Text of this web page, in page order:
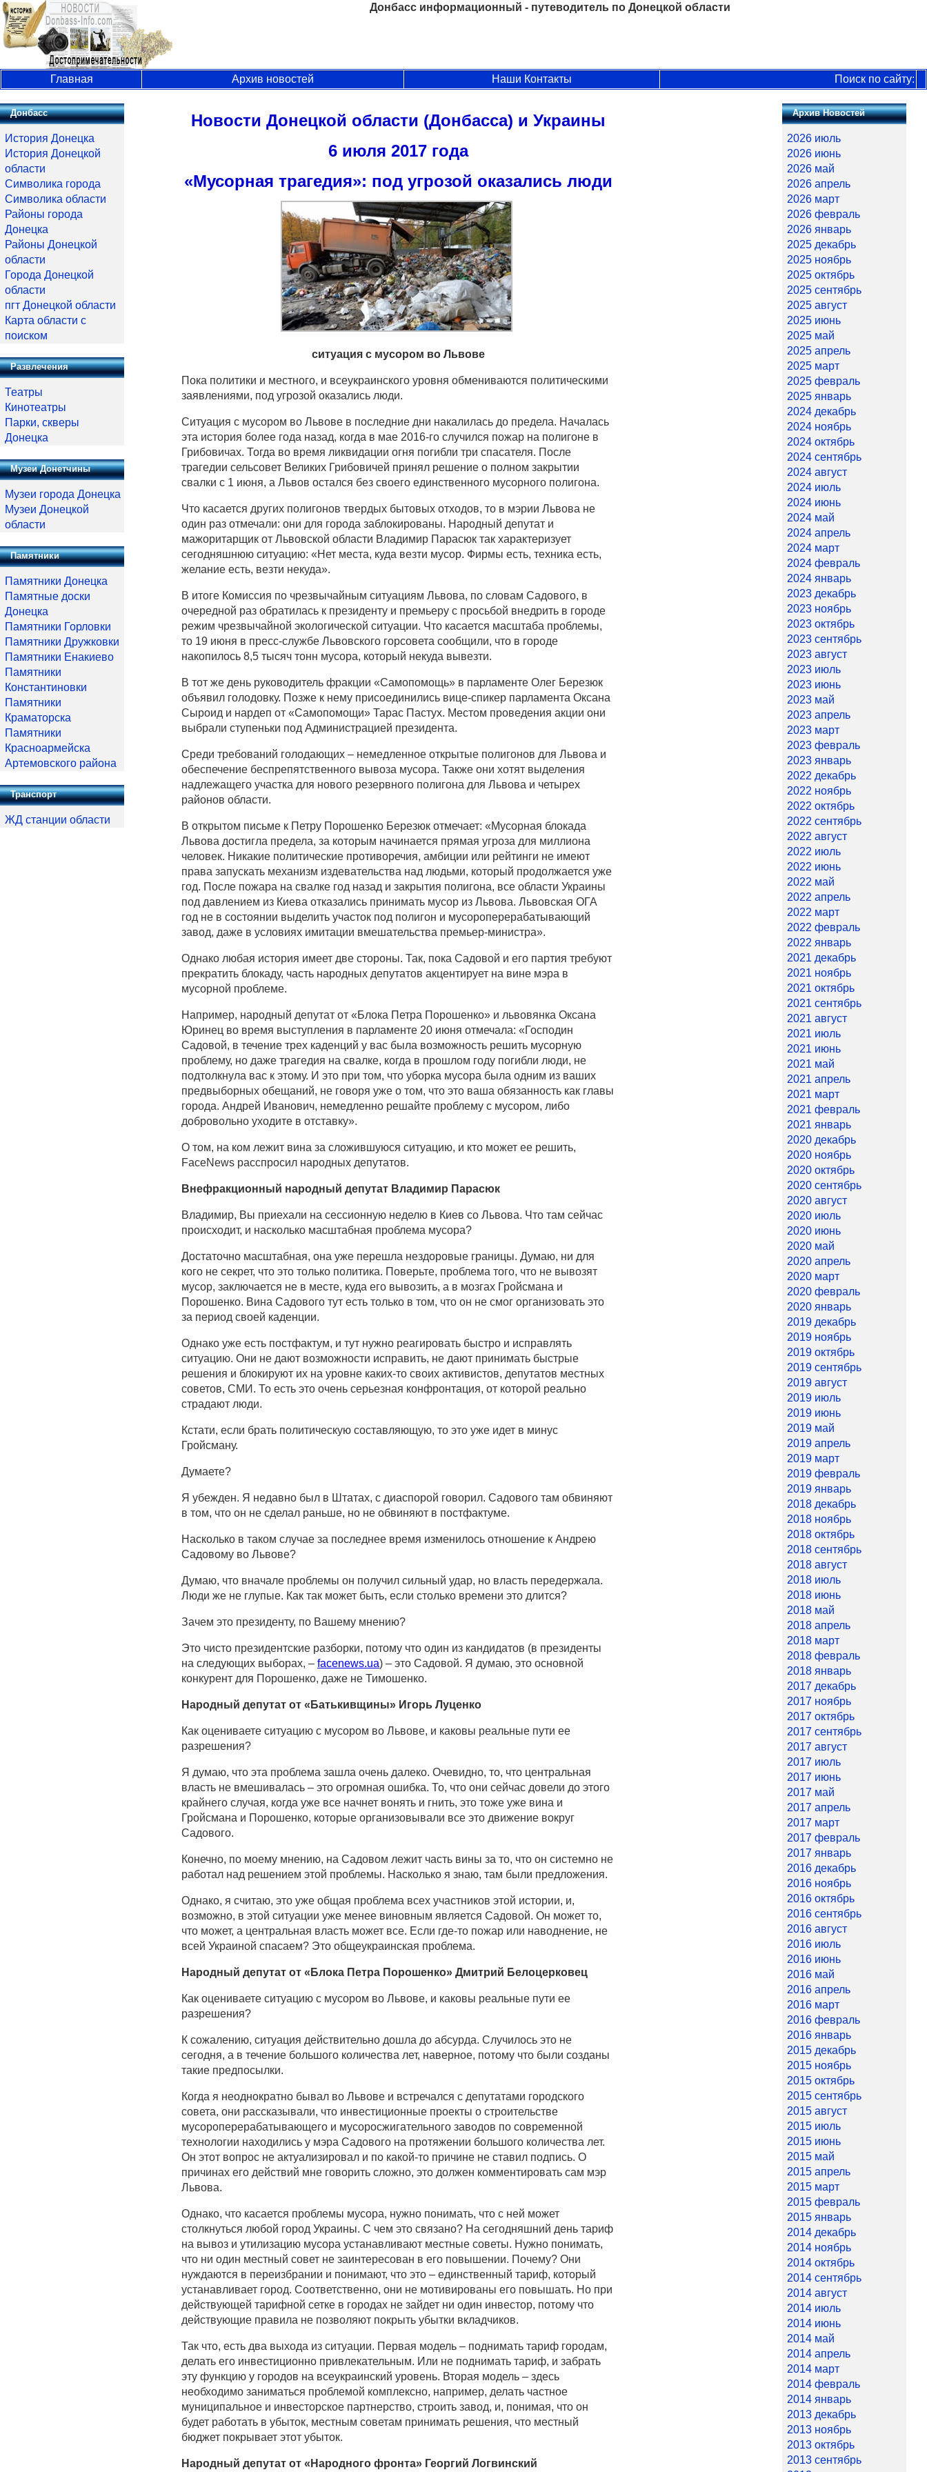
Донбасс информационный - путеводитель по Донецкой области
Главная Архив новостей Наши Контакты Поиск по сайту:
Новости Донецкой области (Донбасса) и Украины
6 июля 2017 года
«Мусорная трагедия»: под угрозой оказались люди
ситуация с мусором во Львове
Пока политики и местного, и всеукраинского уровня обмениваются политическими
заявлениями, под угрозой оказались люди.
Ситуация с мусором во Львове в последние дни накалилась до предела. Началась
эта история более года назад, когда в мае 2016-го случился пожар на полигоне в
Грибовичах. Тогда во время ликвидации огня погибли три спасателя. После
трагедии сельсовет Великих Грибовичей принял решение о полном закрытии
свалки с 1 июня, а Львов остался без своего единственного мусорного полигона.
Что касается других полигонов твердых бытовых отходов, то в мэрии Львова не
один раз отмечали: они для города заблокированы. Народный депутат и
мажоритарщик от Львовской области Владимир Парасюк так характеризует
сегодняшнюю ситуацию: «Нет места, куда везти мусор. Фирмы есть, техника есть,
желание есть, везти некуда».
В итоге Комиссия по чрезвычайным ситуациям Львова, по словам Садового, в
очередной раз обратилась к президенту и премьеру с просьбой внедрить в городе
режим чрезвычайной экологической ситуации. Что касается масштаба проблемы,
то 19 июня в пресс-службе Львовского горсовета сообщили, что в городе
накопилось 8,5 тысяч тонн мусора, который некуда вывезти.
В тот же день руководитель фракции «Самопомощь» в парламенте Олег Березюк
объявил голодовку. Позже к нему присоединились вице-спикер парламента Оксана
Сыроид и нардеп от «Самопомощи» Тарас Пастух. Местом проведения акции они
выбрали ступеньки под Администрацией президента.
Среди требований голодающих – немедленное открытые полигонов для Львова и
обеспечение беспрепятственного вывоза мусора. Также они хотят выделения
надлежащего участка для нового резервного полигона для Львова и четырех
районов области.
В открытом письме к Петру Порошенко Березюк отмечает: «Мусорная блокада
Львова достигла предела, за которым начинается прямая угроза для миллиона
человек. Никакие политические противоречия, амбиции или рейтинги не имеют
права запускать механизм издевательства над людьми, который продолжается уже
год. После пожара на свалке год назад и закрытия полигона, все области Украины
под давлением из Киева отказались принимать мусор из Львова. Львовская ОГА
год не в состоянии выделить участок под полигон и мусороперерабатывающий
завод, даже в условиях имитации вмешательства премьер-министра».
Однако любая история имеет две стороны. Так, пока Садовой и его партия требуют
прекратить блокаду, часть народных депутатов акцентирует на вине мэра в
мусорной проблеме.
Например, народный депутат от «Блока Петра Порошенко» и львовянка Оксана
Юринец во время выступления в парламенте 20 июня отмечала: «Господин
Садовой, в течение трех каденций у вас была возможность решить мусорную
проблему, но даже трагедия на свалке, когда в прошлом году погибли люди, не
подтолкнула вас к этому. И это при том, что уборка мусора была одним из ваших
предвыборных обещаний, не говоря уже о том, что это ваша обязанность как главы
города. Андрей Иванович, немедленно решайте проблему с мусором, либо
добровольно уходите в отставку».
О том, на ком лежит вина за сложившуюся ситуацию, и кто может ее решить,
FaceNews расспросил народных депутатов.
Внефракционный народный депутат Владимир Парасюк
Владимир, Вы приехали на сессионную неделю в Киев со Львова. Что там сейчас
происходит, и насколько масштабная проблема мусора?
Достаточно масштабная, она уже перешла нездоровые границы. Думаю, ни для
кого не секрет, что это только политика. Поверьте, проблема того, что не вывозят
мусор, заключается не в месте, куда его вывозить, а в мозгах Гройсмана и
Порошенко. Вина Садового тут есть только в том, что он не смог организовать это
за период своей каденции.
Однако уже есть постфактум, и тут нужно реагировать быстро и исправлять
ситуацию. Они не дают возможности исправить, не дают принимать быстрые
решения и блокируют их на уровне каких-то своих активистов, депутатов местных
советов, СМИ. То есть это очень серьезная конфронтация, от которой реально
страдают люди.
Кстати, если брать политическую составляющую, то это уже идет в минус
Гройсману.
Думаете?
Я убежден. Я недавно был в Штатах, с диаспорой говорил. Садового там обвиняют
в том, что он не сделал раньше, но не обвиняют в постфактуме.
Насколько в таком случае за последнее время изменилось отношение к Андрею
Садовому во Львове?
Думаю, что вначале проблемы он получил сильный удар, но власть передержала.
Люди же не глупые. Как так может быть, если столько времени это длится?
Зачем это президенту, по Вашему мнению?
Это чисто президентские разборки, потому что один из кандидатов (в президенты
на следующих выборах, – facenews.ua) – это Садовой. Я думаю, это основной
конкурент для Порошенко, даже не Тимошенко.
Народный депутат от «Батькивщины» Игорь Луценко
Как оцениваете ситуацию с мусором во Львове, и каковы реальные пути ее
разрешения?
Я думаю, что эта проблема зашла очень далеко. Очевидно, то, что центральная
власть не вмешивалась – это огромная ошибка. То, что они сейчас довели до этого
крайнего случая, когда уже все начнет вонять и гнить, это тоже уже вина и
Гройсмана и Порошенко, которые организовывали все это движение вокруг
Садового.
Конечно, по моему мнению, на Садовом лежит часть вины за то, что он системно не
работал над решением этой проблемы. Насколько я знаю, там были предложения.
Однако, я считаю, это уже общая проблема всех участников этой истории, и,
возможно, в этой ситуации уже менее виновным является Садовой. Он может то,
что может, а центральная власть может все. Если где-то пожар или наводнение, не
всей Украиной спасаем? Это общеукраинская проблема.
Народный депутат от «Блока Петра Порошенко» Дмитрий Белоцерковец
Как оцениваете ситуацию с мусором во Львове, и каковы реальные пути ее
разрешения?
К сожалению, ситуация действительно дошла до абсурда. Случилось это не
сегодня, а в течение большого количества лет, наверное, потому что были созданы
такие предпосылки.
Когда я неоднократно бывал во Львове и встречался с депутатами городского
совета, они рассказывали, что инвестиционные проекты о строительстве
мусороперерабатывающего и мусоросжигательного заводов по современной
технологии находились у мэра Садового на протяжении большого количества лет.
Он этот вопрос не актуализировал и по какой-то причине не ставил подпись. О
причинах его действий мне говорить сложно, это должен комментировать сам мэр
Львова.
Однако, что касается проблемы мусора, нужно понимать, что с ней может
столкнуться любой город Украины. С чем это связано? На сегодняшний день тариф
на вывоз и утилизацию мусора устанавливают местные советы. Нужно понимать,
что ни один местный совет не заинтересован в его повышении. Почему? Они
нуждаются в переизбрании и понимают, что это – единственный тариф, который
устанавливает город. Соответственно, они не мотивированы его повышать. Но при
действующей тарифной сетке в городах не зайдет ни один инвестор, потому что
действующие правила не позволяют покрыть убытки вкладчиков.
Так что, есть два выхода из ситуации. Первая модель – поднимать тариф городам,
делать его инвестиционно привлекательным. Или не поднимать тариф, и забрать
эту функцию у городов на всеукраинский уровень. Вторая модель – здесь
необходимо заниматься проблемой комплексно, например, делать частное
муниципальное и инвесторское партнерство, строить завод, и, понимая, что он
будет работать в убыток, местным советам принимать решения, что местный
бюджет покрывает этот убыток.
Народный депутат от «Народного фронта» Георгий Логвинский
Донбасс
История Донецка
История Донецкой
области
Символика города
Символика области
Районы города
Донецка
Районы Донецкой
области
Города Донецкой
области
пгт Донецкой области
Карта области с
поиском
Развлечения
Театры
Кинотеатры
Парки, скверы
Донецка
Музеи Донетчины
Музеи города Донецка
Музеи Донецкой
области
Памятники
Памятники Донецка
Памятные доски
Донецка
Памятники Горловки
Памятники Дружковки
Памятники Енакиево
Памятники
Константиновки
Памятники
Краматорска
Памятники
Красноармейска
Артемовского района
Транспорт
ЖД станции области
Архив Новостей
2026 июль
2026 июнь
2026 май
2026 апрель
2026 март
2026 февраль
2026 январь
2025 декабрь
2025 ноябрь
2025 октябрь
2025 сентябрь
2025 август
2025 июнь
2025 май
2025 апрель
2025 март
2025 февраль
2025 январь
2024 декабрь
2024 ноябрь
2024 октябрь
2024 сентябрь
2024 август
2024 июль
2024 июнь
2024 май
2024 апрель
2024 март
2024 февраль
2024 январь
2023 декабрь
2023 ноябрь
2023 октябрь
2023 сентябрь
2023 август
2023 июль
2023 июнь
2023 май
2023 апрель
2023 март
2023 февраль
2023 январь
2022 декабрь
2022 ноябрь
2022 октябрь
2022 сентябрь
2022 август
2022 июль
2022 июнь
2022 май
2022 апрель
2022 март
2022 февраль
2022 январь
2021 декабрь
2021 ноябрь
2021 октябрь
2021 сентябрь
2021 август
2021 июль
2021 июнь
2021 май
2021 апрель
2021 март
2021 февраль
2021 январь
2020 декабрь
2020 ноябрь
2020 октябрь
2020 сентябрь
2020 август
2020 июль
2020 июнь
2020 май
2020 апрель
2020 март
2020 февраль
2020 январь
2019 декабрь
2019 ноябрь
2019 октябрь
2019 сентябрь
2019 август
2019 июль
2019 июнь
2019 май
2019 апрель
2019 март
2019 февраль
2019 январь
2018 декабрь
2018 ноябрь
2018 октябрь
2018 сентябрь
2018 август
2018 июль
2018 июнь
2018 май
2018 апрель
2018 март
2018 февраль
2018 январь
2017 декабрь
2017 ноябрь
2017 октябрь
2017 сентябрь
2017 август
2017 июль
2017 июнь
2017 май
2017 апрель
2017 март
2017 февраль
2017 январь
2016 декабрь
2016 ноябрь
2016 октябрь
2016 сентябрь
2016 август
2016 июль
2016 июнь
2016 май
2016 апрель
2016 март
2016 февраль
2016 январь
2015 декабрь
2015 ноябрь
2015 октябрь
2015 сентябрь
2015 август
2015 июль
2015 июнь
2015 май
2015 апрель
2015 март
2015 февраль
2015 январь
2014 декабрь
2014 ноябрь
2014 октябрь
2014 сентябрь
2014 август
2014 июль
2014 июнь
2014 май
2014 апрель
2014 март
2014 февраль
2014 январь
2013 декабрь
2013 ноябрь
2013 октябрь
2013 сентябрь